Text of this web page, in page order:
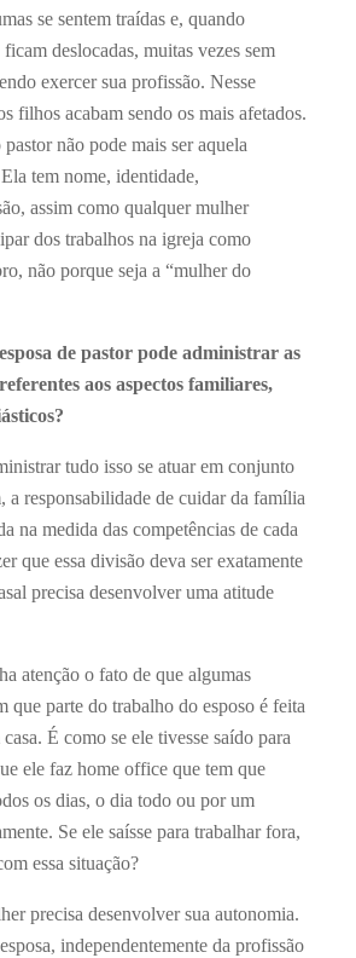
se sentem traídas e, quando
deslocadas, muitas vezes sem
exercer sua profissão. Nesse
filhos acabam sendo os mais afetados.
não pode mais ser aquela
tem nome, identidade,
assim como qualquer mulher
dos trabalhos na igreja como
não porque seja a “mulher do
de pastor pode administrar as
aos aspectos familiares,
tudo isso se atuar em conjunto
a responsabilidade de cuidar da família
na medida das competências de cada
que essa divisão deva ser exatamente
precisa desenvolver uma atitude
atenção o fato de que algumas
que parte do trabalho do esposo é feita
É como se ele tivesse saído para
ele faz home office que tem que
os dias, o dia todo ou por um
Se ele saísse para trabalhar fora,
essa situação?
precisa desenvolver sua autonomia.
independentemente da profissão